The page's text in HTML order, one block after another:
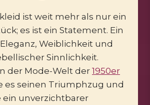
ist weit mehr als nur ein
es ist ein Statement. Ein
Weiblichkeit und
Sinnlichkeit.
der Mode-Welt der 1950er
es seinen Triumphzug und
ein unverzichtbarer